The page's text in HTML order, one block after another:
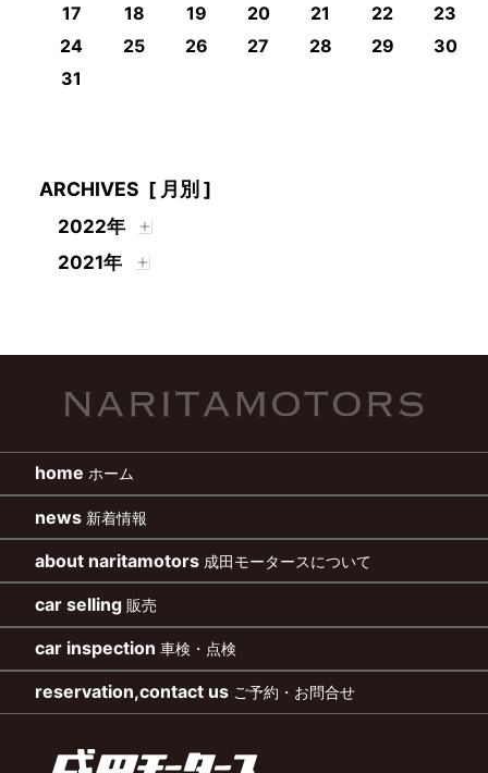
17
18 19 20 21 22
23
24
25 26 27 28 29
30
31
ARCHIVES [ 月別 ]
2022年
2021年
home ホーム
news 新着情報
about naritamotors 成田モータースについて
car selling 販売
car inspection 車検・点検
reservation,contact us ご予約・お問合せ